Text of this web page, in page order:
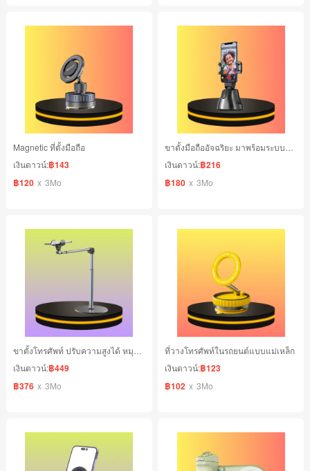
Magnetic ที่ตั้งมือถือ
เงินดาวน์:฿143
฿120 x 3Mo
เงินดาวน์:฿216
฿180 x 3Mo
เงินดาวน์:฿449
฿376 x 3Mo
ที่วางโทรศัพท์ในรถยนต์แบบแม่เหล็ก
เงินดาวน์:฿123
฿102 x 3Mo